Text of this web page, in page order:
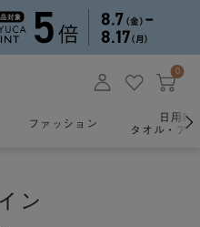
0
ファッション
日用雑
タオル・ア
ン